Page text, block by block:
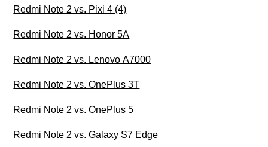
Redmi Note 2 vs. Pixi 4 (4)
Redmi Note 2 vs. Honor 5A
Redmi Note 2 vs. Lenovo A7000
Redmi Note 2 vs. OnePlus 3T
Redmi Note 2 vs. OnePlus 5
Redmi Note 2 vs. Galaxy S7 Edge